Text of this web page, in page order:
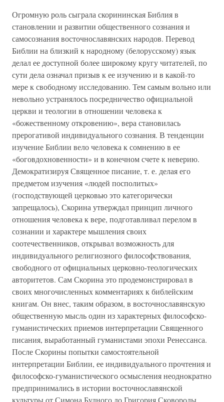
Огромную роль сыграла скорининская Библия в
становлении и развитии общественного сознания и
самосознания восточнославянских народов. Перевод
Библии на близкий к народному (белорусскому) язык
делал ее доступной более широкому кругу читателей, по
сути дела означал призыв к ее изучению и в какой-то
мере к свободному исследованию. Тем самым вольно или
невольно устранялось посредничество официальной
церкви и теологии в отношении человека к
«божественному откровению», вера становилась
прерогативой индивидуального сознания. В тенденции
изучение Библии вело человека к сомнению в ее
«боговдохновенности» и в конечном счете к неверию.
Демократизируя Священное писание, т. е. делая его
предметом изучения «людей посполитых»
(господствующей церковью это категорически
запрещалось), Скорина утверждал принцип личного
отношения человека к вере, подготавливал перелом в
сознании и характере мышления своих
соотечественников, открывал возможность для
индивидуального религиозного философствования,
свободного от официальных церковно-теологических
авторитетов. Сам Скорина это продемонстрировал в
своих многочисленных комментариях к библейским
книгам. Он внес, таким образом, в восточнославянскую
общественную мысль один из характерных философско-
гуманистических приемов интерпретации Священного
писания, выработанный гуманистами эпохи Ренессанса.
После Скорины попытки самостоятельной
интерпретации Библии, ее индивидуального прочтения и
философско-гуманистического осмысления неоднократно
предпринимались в истории восточнославянской
культуры от Симона Будного до Григория Сковороды.